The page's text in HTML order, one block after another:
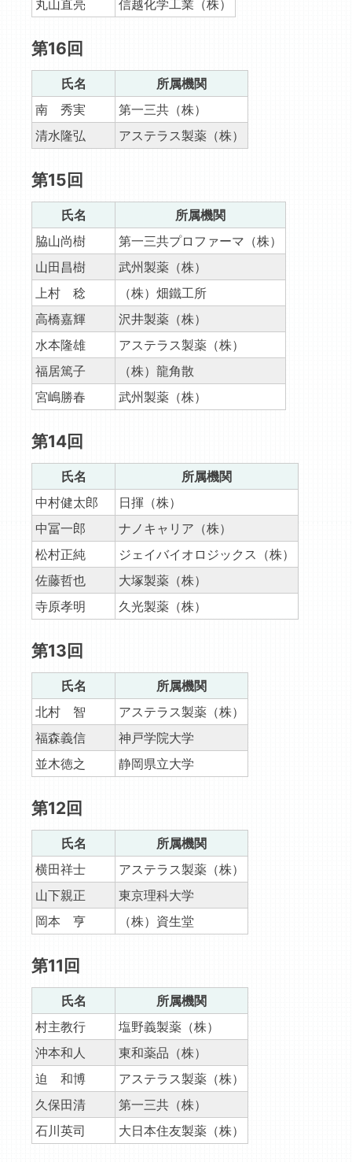
丸山直亮
信越化学工業（株）
第16回
氏名
所属機関
南 秀実
第一三共（株）
清水隆弘
アステラス製薬（株）
第15回
氏名
所属機関
脇山尚樹
第一三共プロファーマ（株）
山田昌樹
武州製薬（株）
上村 稔
（株）畑鐵工所
高橋嘉輝
沢井製薬（株）
水本隆雄
アステラス製薬（株）
福居篤子
（株）龍角散
宮嶋勝春
武州製薬（株）
第14回
氏名
所属機関
中村健太郎
日揮（株）
中冨一郎
ナノキャリア（株）
松村正純
ジェイバイオロジックス（株）
佐藤哲也
大塚製薬（株）
寺原孝明
久光製薬（株）
第13回
氏名
所属機関
北村 智
アステラス製薬（株）
福森義信
神戸学院大学
並木徳之
静岡県立大学
第12回
氏名
所属機関
横田祥士
アステラス製薬（株）
山下親正
東京理科大学
岡本 亨
（株）資生堂
第11回
氏名
所属機関
村主教行
塩野義製薬（株）
沖本和人
東和薬品（株）
迫 和博
アステラス製薬（株）
久保田清
第一三共（株）
石川英司
大日本住友製薬（株）